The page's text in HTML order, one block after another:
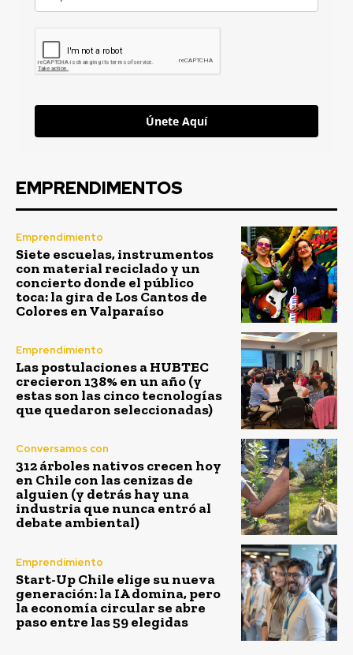
Únete Aquí
EMPRENDIMENTOS
Emprendimiento
Siete escuelas, instrumentos
con material reciclado y un
concierto donde el público
toca: la gira de Los Cantos de
Colores en Valparaíso
Emprendimiento
Las postulaciones a HUBTEC
crecieron 138% en un año (y
estas son las cinco tecnologías
que quedaron seleccionadas)
Conversamos con
312 árboles nativos crecen hoy
en Chile con las cenizas de
alguien (y detrás hay una
industria que nunca entró al
debate ambiental)
Emprendimiento
Start-Up Chile elige su nueva
generación: la IA domina, pero
la economía circular se abre
paso entre las 59 elegidas